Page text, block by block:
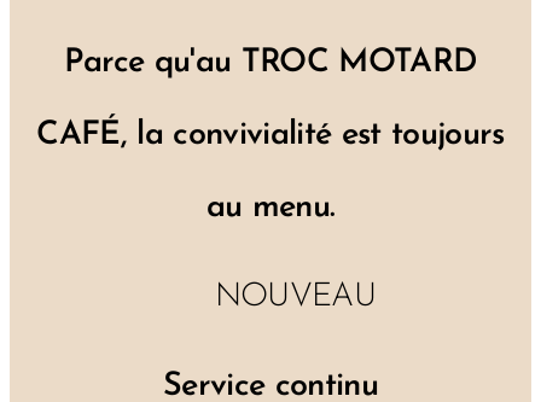
Parce qu'au TROC MOTARD
CAFÉ, la convivialité est toujours
au menu.
🕒 NOUVEAU
Service continu